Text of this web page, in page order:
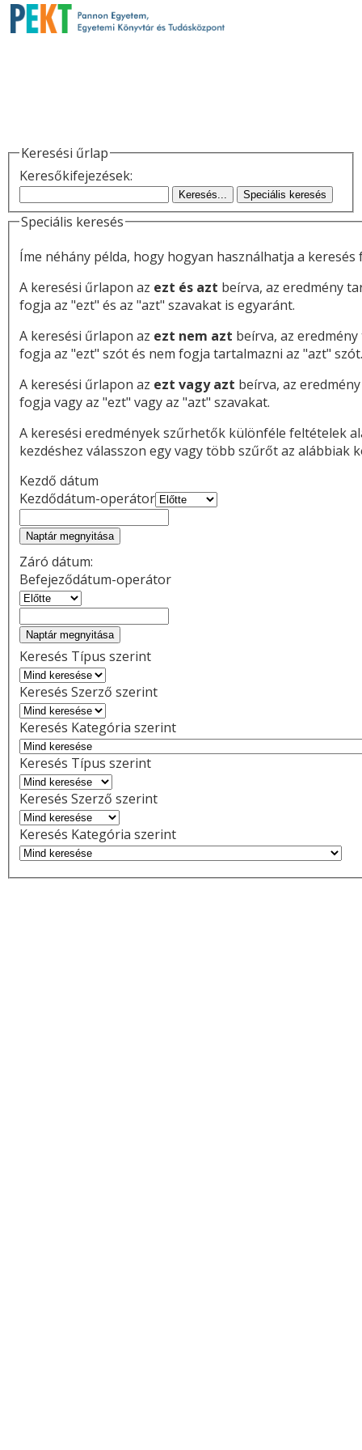
Keresési űrlap
Keresőkifejezések:
Keresés... Speciális keresés
Speciális keresés
Íme néhány példa, hogy hogyan használhatja a keresés
A keresési űrlapon az ezt és azt beírva, az eredmény
fogja az "ezt" és az "azt" szavakat is egyaránt.
A keresési űrlapon az ezt nem azt beírva, az
fogja az "ezt" szót és nem fogja tartalmazni az "azt" szót.
A keresési űrlapon az ezt vagy azt beírva, az
fogja vagy az "ezt" vagy az "azt" szavakat.
A keresési eredmények szűrhetők különféle feltételek
kezdéshez válasszon egy vagy több szűrőt az alábbiak
Kezdő dátum
Kezdődátum-operátor
Naptár megnyitása
Záró dátum:
Befejeződátum-operátor
Naptár megnyitása
Keresés Típus szerint
Keresés Szerző szerint
Keresés Kategória szerint
Keresés Típus szerint
Keresés Szerző szerint
Keresés Kategória szerint